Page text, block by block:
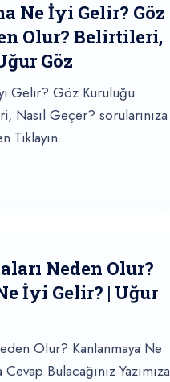
Ne İyi Gelir? Göz
Olur? Belirtileri,
Göz
Gelir? Göz Kuruluğu
Nasıl Geçer? sorularınıza
Tıklayın.
Neden Olur?
İyi Gelir? | Uğur
Olur? Kanlanmaya Ne
Bulacağınız Yazımıza